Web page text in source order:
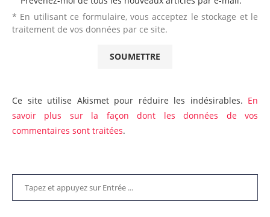
* En utilisant ce formulaire, vous acceptez le stockage et le
traitement de vos données par ce site.
Ce site utilise Akismet pour réduire les indésirables. En
savoir plus sur la façon dont les données de vos
commentaires sont traitées.